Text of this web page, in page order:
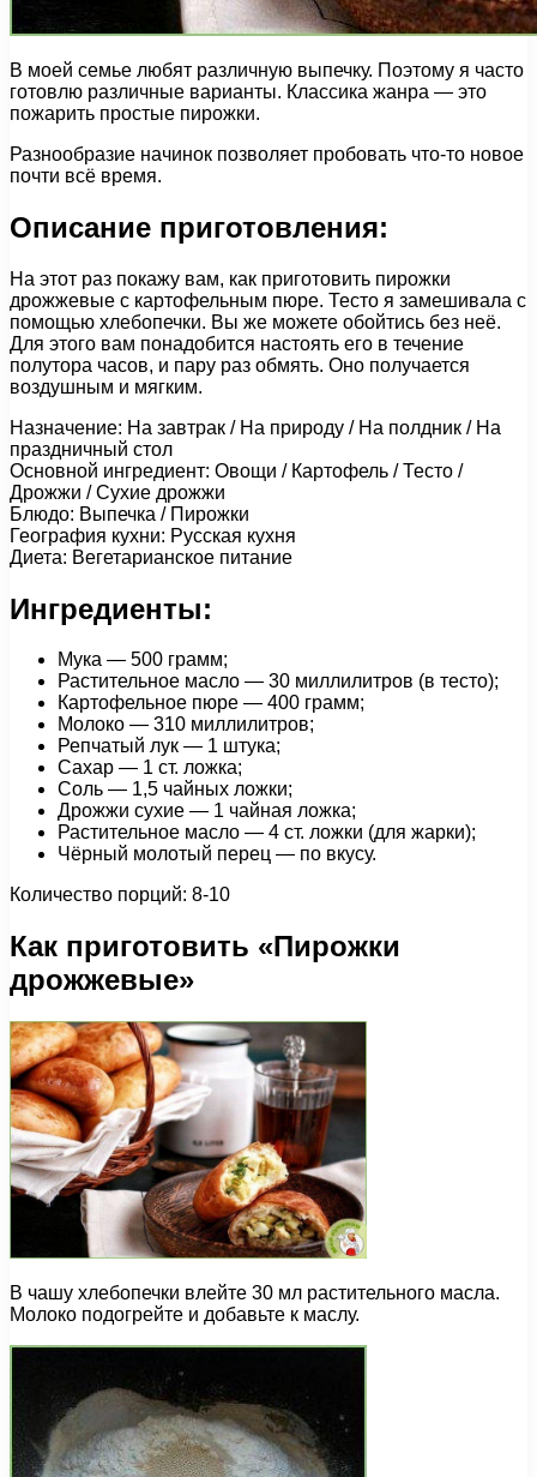
В моей семье любят различную выпечку. Поэтому я часто
готовлю различные варианты. Классика жанра — это
пожарить простые пирожки.
Разнообразие начинок позволяет пробовать что-то новое
почти всё время.
Описание приготовления:
На этот раз покажу вам, как приготовить пирожки
дрожжевые с картофельным пюре. Тесто я замешивала с
помощью хлебопечки. Вы же можете обойтись без неё.
Для этого вам понадобится настоять его в течение
полутора часов, и пару раз обмять. Оно получается
воздушным и мягким.
Назначение: На завтрак / На природу / На полдник / На
праздничный стол
Основной ингредиент: Овощи / Картофель / Тесто /
Дрожжи / Сухие дрожжи
Блюдо: Выпечка / Пирожки
География кухни: Русская кухня
Диета: Вегетарианское питание
Ингредиенты:
Мука — 500 грамм;
Растительное масло — 30 миллилитров (в тесто);
Картофельное пюре — 400 грамм;
Молоко — 310 миллилитров;
Репчатый лук — 1 штука;
Сахар — 1 ст. ложка;
Соль — 1,5 чайных ложки;
Дрожжи сухие — 1 чайная ложка;
Растительное масло — 4 ст. ложки (для жарки);
Чёрный молотый перец — по вкусу.
Количество порций: 8-10
Как приготовить «Пирожки
дрожжевые»
В чашу хлебопечки влейте 30 мл растительного масла.
Молоко подогрейте и добавьте к маслу.